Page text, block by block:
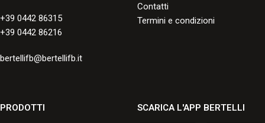
+39 0442 86315
+39 0442 86216
bertellifb@bertellifb.it
Contatti
Termini e condizioni
PRODOTTI SCARICA L'APP BERTELLI